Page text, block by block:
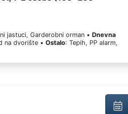
jastuci, Garderobni orman •Dnevna
na dvorište •Ostalo: Tepih, PP alarm,